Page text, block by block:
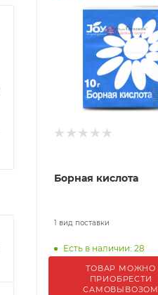
Борная кислота
1 вид поставки
Есть в наличии: 28
ТОВАР МОЖНО
ПРИОБРЕСТИ
САМОВЫВОЗОМ